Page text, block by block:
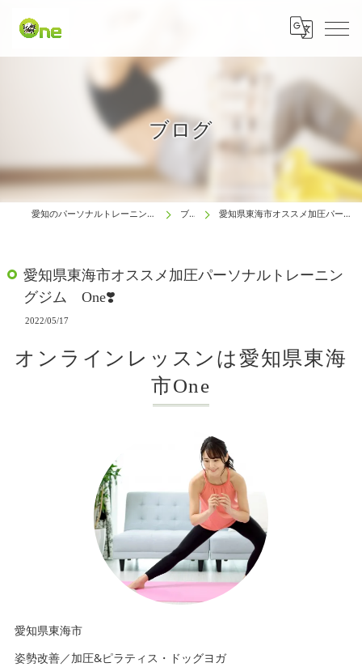
ブログ
愛知のパーソナルトレーニングは生涯動ける体研究所 One ブログ 愛知県東海市オススメ加圧パーソナルトレーニングジム One❣️
愛知県東海市オススメ加圧パーソナルトレーニン
グジム One❣️
2022/05/17
オンラインレッスンは愛知県東海
市One
愛知県東海市
姿勢改善／加圧&ピラティス・ドッグヨガ